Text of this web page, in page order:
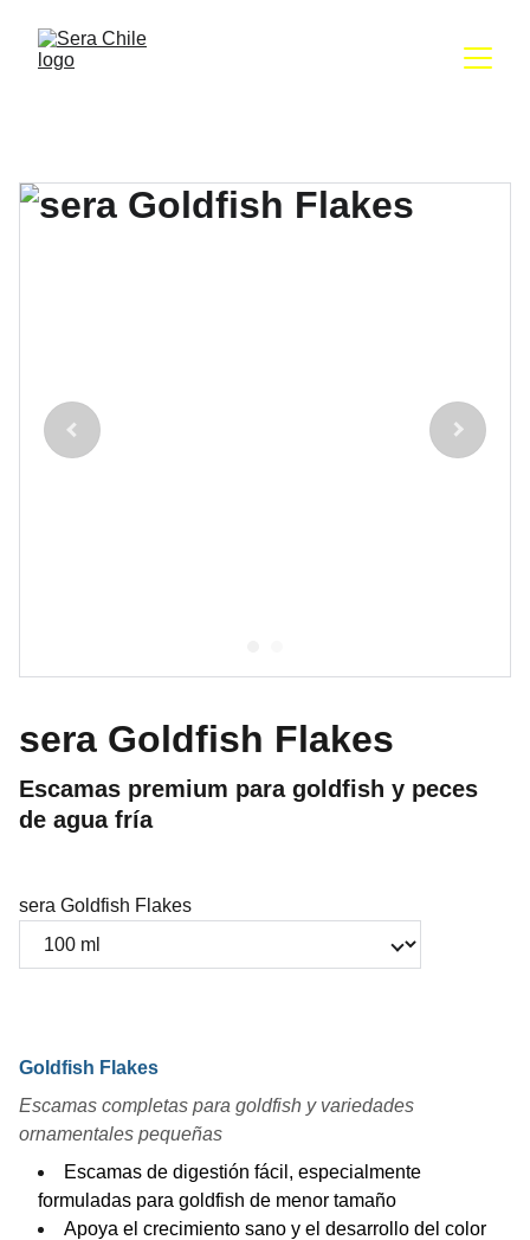
sera Goldfish Flakes
Escamas premium para goldfish y peces
de agua fría
sera Goldfish Flakes
Goldfish Flakes
Escamas completas para goldfish y variedades
ornamentales pequeñas
Escamas de digestión fácil, especialmente
formuladas para goldfish de menor tamaño
Apoya el crecimiento sano y el desarrollo del color